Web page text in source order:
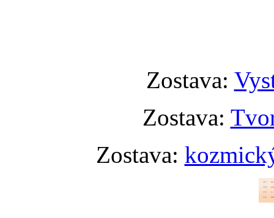
Zostava:
Zostava:
Zostava: